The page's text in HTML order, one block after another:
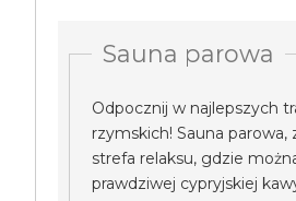
Sauna parowa
Odpocznij w najlepszych
rzymskich! Sauna parowa,
strefa relaksu, gdzie
prawdziwej cypryjskiej